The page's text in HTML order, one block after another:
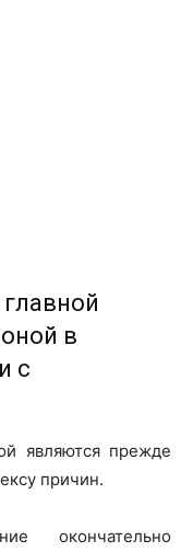
в
с
являются прежде
причин.
окончательно